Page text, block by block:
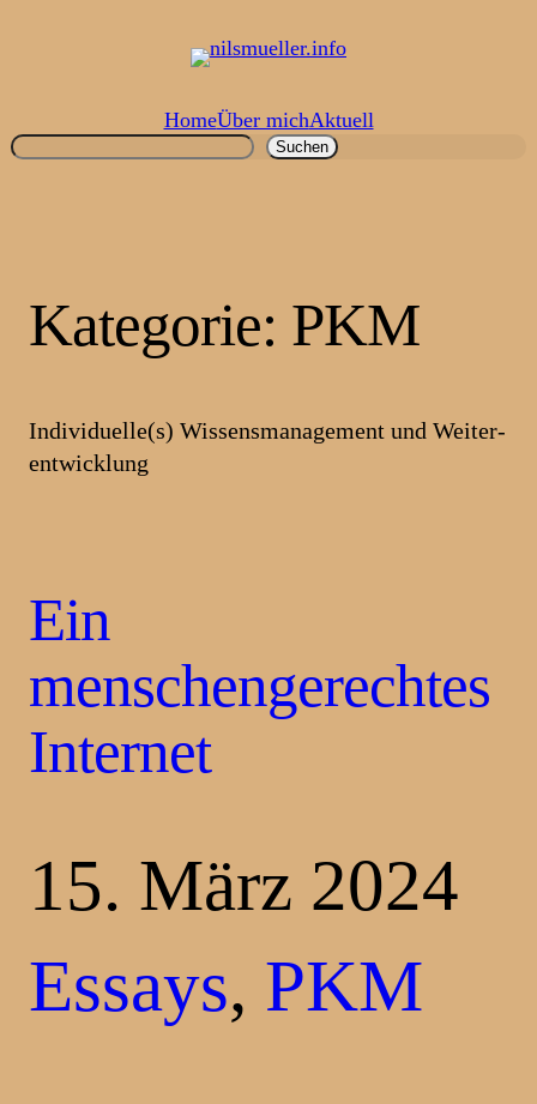
HomeÜber michAktuell
Suchen
Suchen
Kategorie: PKM
Individuelle(s) Wissens­management und Weiter­
entwicklung
Ein
menschengerechtes
Internet
15. März 2024
Essays, PKM